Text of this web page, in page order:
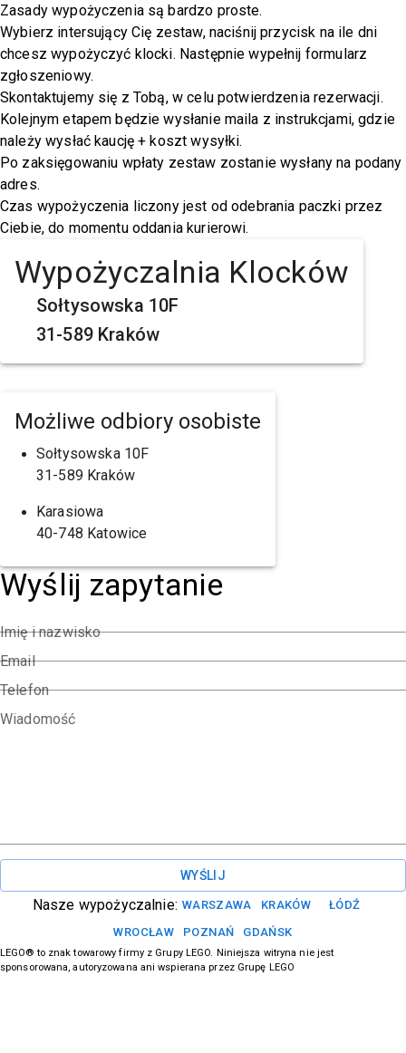
Zasady wypożyczenia są bardzo proste.
Wybierz intersujący Cię zestaw, naciśnij przycisk na ile dni
chcesz wypożyczyć klocki. Następnie wypełnij formularz
zgłoszeniowy.
Skontaktujemy się z Tobą, w celu potwierdzenia rezerwacji.
Kolejnym etapem będzie wysłanie maila z instrukcjami, gdzie
należy wysłać kaucję + koszt wysyłki.
Po zaksięgowaniu wpłaty zestaw zostanie wysłany na podany
adres.
Czas wypożyczenia liczony jest od odebrania paczki przez
Ciebie, do momentu oddania kurierowi.
Wypożyczalnia Klocków
Sołtysowska 10F
31-589 Kraków
Możliwe odbiory osobiste
Sołtysowska 10F
31-589 Kraków
Karasiowa
40-748 Katowice
Wyślij zapytanie
Imię i nazwisko
Email
Telefon
Wiadomość
WYŚLIJ
Nasze wypożyczalnie: WARSZAWA KRAKÓW
ŁÓDŹ
WROCŁAW
POZNAŃ GDAŃSK
LEGO® to znak towarowy firmy z Grupy LEGO. Niniejsza witryna nie jest
sponsorowana, autoryzowana ani wspierana przez Grupę LEGO